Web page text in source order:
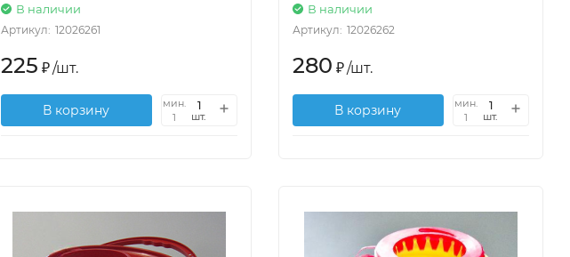
В наличии
Артикул: 12026261
225 ₽/шт.
В корзину
мин.
1
шт.
В наличии
Артикул: 12026262
280 ₽/шт.
В корзину
мин.
1
шт.